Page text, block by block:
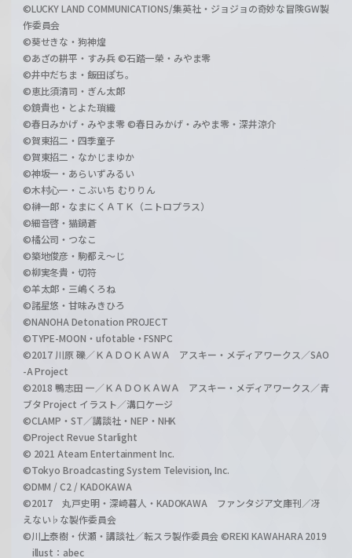
©LUCKY LAND COMMUNICATIONS/集英社・ジョジョの奇妙な冒険GW製
作委員会
©葵せきな・狗神煌
©あざの耕平・すみ兵 ©石踏一榮・みやま零
©井中だちま・飯田ぽち。
©恵比須清司・ぎん太郎
©鏡貴也・とよた瑣織
©春日みかげ・みやま零 ©春日みかげ・みやま零・深井涼介
©賀東招二・四季童子
©賀東招二・なかじまゆか
©神坂一・あらいずみるい
©木村心一・こぶいち むりりん
©榊一郎・なまにくＡＴＫ（ニトロプラス）
©細音啓・猫鍋蒼
©橘公司・つなこ
©築地俊彦・駒都え～じ
©柳実冬貴・切符
©羊太郎・三嶋くろね
©諸星悠・甘味みきひろ
©NANOHA Detonation PROJECT
©TYPE-MOON・ufotable・FSNPC
©2017 川原 礫／ＫＡＤＯＫＡＷＡ アスキー・メディアワークス／SAO
-A Project
©2018 鴨志田 一／ＫＡＤＯＫＡＷＡ アスキー・メディアワークス／青
ブタ Project イラスト／溝口ケージ
©CLAMP・ST／講談社・NEP・NHK
©Project Revue Starlight
© 2021 Ateam Entertainment Inc.
©Tokyo Broadcasting System Television, Inc.
©DMM / C2 / KADOKAWA
©2017 丸戸史明・深崎暮人・KADOKAWA ファンタジア文庫刊／冴
えない♭な製作委員会
©川上泰樹・伏瀬・講談社／転スラ製作委員会 ©REKI KAWAHARA 2019
illust：abec